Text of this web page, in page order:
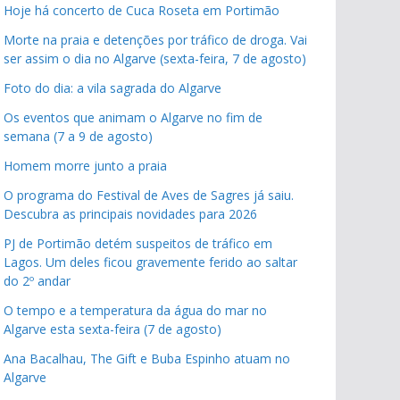
Hoje há concerto de Cuca Roseta em Portimão
Morte na praia e detenções por tráfico de droga. Vai
ser assim o dia no Algarve (sexta-feira, 7 de agosto)
Foto do dia: a vila sagrada do Algarve
Os eventos que animam o Algarve no fim de
semana (7 a 9 de agosto)
Homem morre junto a praia
O programa do Festival de Aves de Sagres já saiu.
Descubra as principais novidades para 2026
PJ de Portimão detém suspeitos de tráfico em
Lagos. Um deles ficou gravemente ferido ao saltar
do 2º andar
O tempo e a temperatura da água do mar no
Algarve esta sexta-feira (7 de agosto)
Ana Bacalhau, The Gift e Buba Espinho atuam no
Algarve